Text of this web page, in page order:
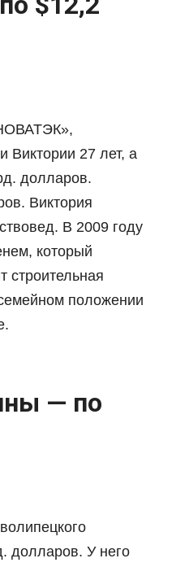
Виктории 27 лет, а
долларов.
Виктория
В 2009 году
который
строительная
положении
— по
долларов. У него